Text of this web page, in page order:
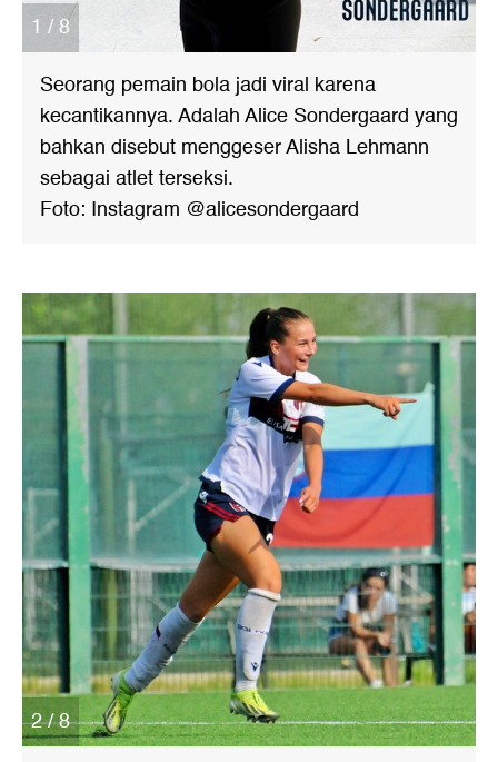
1 / 8
Seorang pemain bola jadi viral karena
kecantikannya. Adalah Alice Sondergaard yang
bahkan disebut menggeser Alisha Lehmann
sebagai atlet terseksi.
Foto: Instagram @alicesondergaard
2 / 8